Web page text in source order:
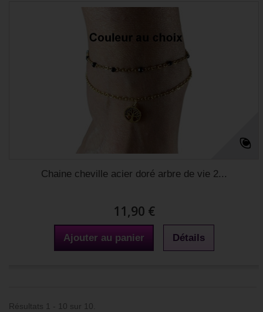
Chaine cheville acier doré arbre de vie 2...
11,90 €
Ajouter au panier Détails
Résultats 1 - 10 sur 10.